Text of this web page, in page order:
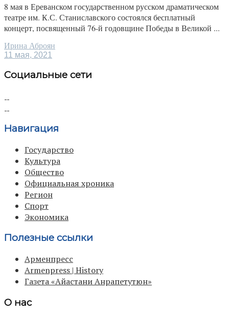
8 мая в Ереванском государственном русском драматическом
театре им. К.С. Станиславского состоялся бесплатный
концерт, посвященный 76-й годовщине Победы в Великой ...
Ирина Аброян
11 мая, 2021
Социальные сети
Навигация
Государство
Культура
Общество
Официальная хроника
Регион
Спорт
Экономика
Полезные ссылки
Арменпресс
Armenpress | History
Газета «Айастани Анрапетутюн»
О нас